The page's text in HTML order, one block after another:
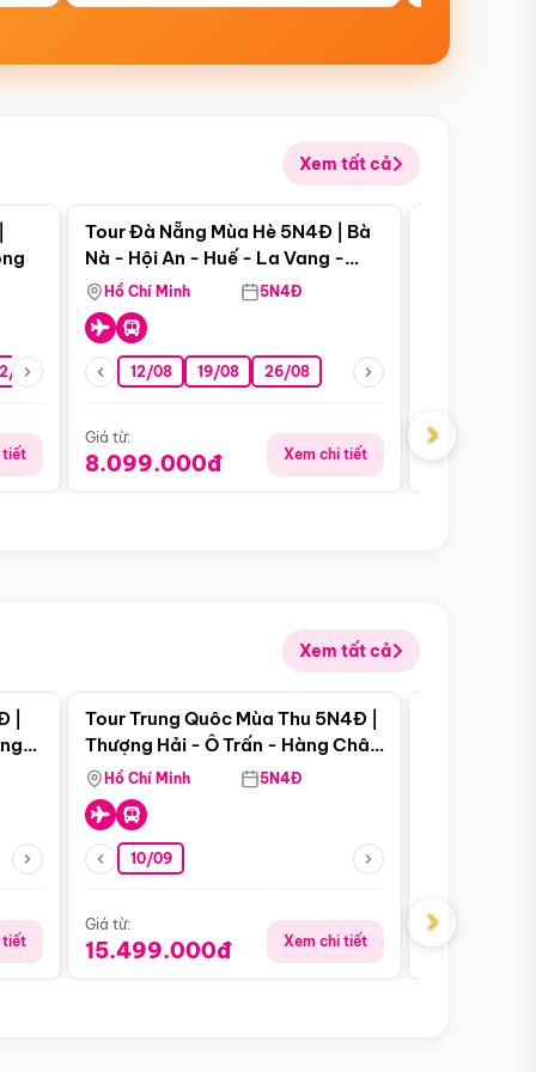
Xem tất cả
08 26/08 05/09 09/09 12/09
tiết
Điểm nổi bật
Tour Đà Nẵng Mùa Hè 5N4Đ | Bà
Nà - Hội An - Huế - La Vang -
Động Thiên Đường
Hồ Chí Minh 5N4Đ
12/08 19/08 26/08
Giá từ:
8.099.000đ Xem chi tiết
Giá từ:
›
Xem tất cả
|
tiết
Điểm nổi bật
Tour Trung Quôc Mùa Thu 5N4Đ |
Thượng Hải - Ô Trấn - Hàng Châu
(Tour Không Shopping)
Hồ Chí Minh 5N4Đ
10/09
Giá từ:
15.499.000đ Xem chi tiết
Giá từ:
›